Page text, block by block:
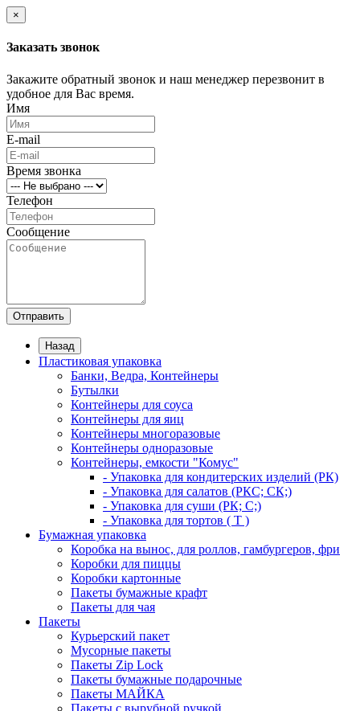
×
Заказать звонок
Закажите обратный звонок и наш менеджер перезвонит в
удобное для Вас время.
Имя
E-mail
Время звонка
Телефон
Сообщение
Отправить
Назад
Пластиковая упаковка
Банки, Ведра, Контейнеры
Бутылки
Контейнеры для соуса
Контейнеры для яиц
Контейнеры многоразовые
Контейнеры одноразовые
Контейнеры, емкости "Комус"
- Упаковка для кондитерских изделий (РК)
- Упаковка для салатов (РКС; СК;)
- Упаковка для суши (РК; С;)
- Упаковка для тортов ( Т )
Бумажная упаковка
Коробка на вынос, для роллов, гамбургеров, фри
Коробки для пиццы
Коробки картонные
Пакеты бумажные крафт
Пакеты для чая
Пакеты
Курьерский пакет
Мусорные пакеты
Пакеты Zip Lock
Пакеты бумажные подарочные
Пакеты МАЙКА
Пакеты с вырубной ручкой